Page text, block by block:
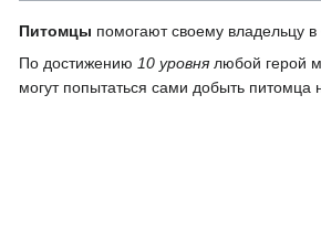
Перейти
к
Перейти
к
Питомцы помогают своему владельцу
По достижению 10 уровня любой герой
могут попытаться сами добыть питомца